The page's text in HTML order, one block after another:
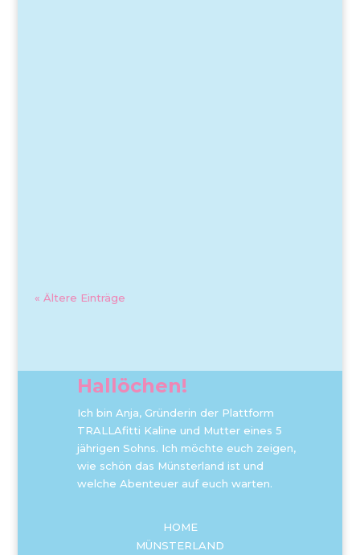
« Ältere Einträge
Hallöchen!
Ich bin Anja, Gründerin der Plattform
TRALLAfitti Kaline und Mutter eines 5
jährigen Sohns. Ich möchte euch zeigen,
wie schön das Münsterland ist und
welche Abenteuer auf euch warten.
HOME
MÜNSTERLAND